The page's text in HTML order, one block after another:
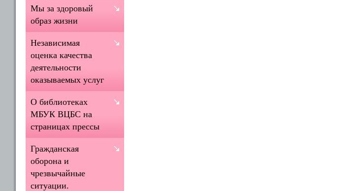
Мы за здоровый
образ жизни
Независимая
оценка качества
деятельности
оказываемых услуг
О библиотеках
МБУК ВЦБС на
страницах прессы
Гражданская
оборона и
чрезвычайные
ситуации.